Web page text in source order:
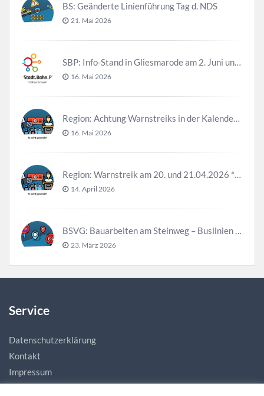
BS: Geänderte Linienführung Tag d. NDS
21. Mai 2026
SBP: Info-Stand in Gliesmarode am 2. Juni und 23. Juni
16. Mai 2026
Region: Achtung Warnstreiks in der Kalenderwoche 21
16. Mai 2026
Region: Warnstreik am 20. und 21.04.2026 *Update*
14. April 2026
BSVG: Bauarbeiten am Steinweg – Buslinien halten verändert
23. März 2026
Service
Datenschutzerklärung
Kontakt
Impressum